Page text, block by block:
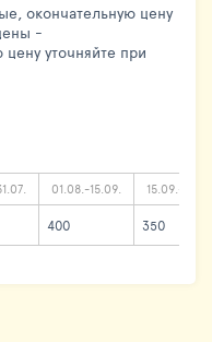
окончательную цену
-
уточняйте при
01.08.-15.09. 15.09.-15.10.
400 350